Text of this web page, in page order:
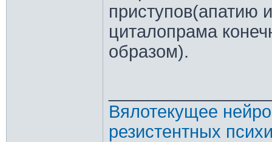
приступов(апатию
циталопрама
образом).
Вялотекущее
резистентных